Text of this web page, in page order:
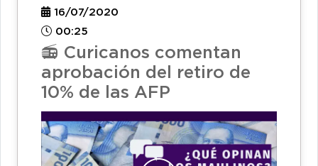
16/07/2020
00:25
📻 Curicanos comentan
aprobación del retiro de
10% de las AFP